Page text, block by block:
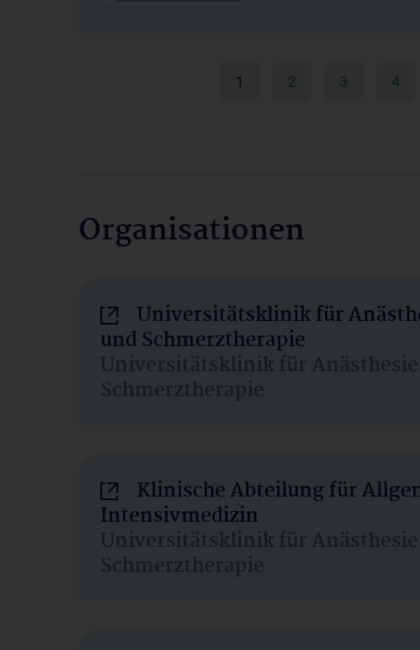
1 2 3 4
Organisationen
Universitätsklinik für
und Schmerztherapie
Universitätsklinik für
Schmerztherapie
Klinische Abteilung für
Intensivmedizin
Universitätsklinik für
Schmerztherapie